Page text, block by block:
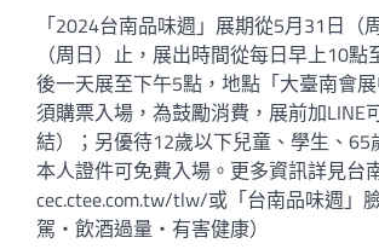
「2024台南品味週」展期從5月31日（
（周日）止，展出時間從每日早上10點
後一天展至下午5點，地點「大臺南會
須購票入場，為鼓勵消費，展前加LINE
結）；另優待12歲以下兒童、學生、65
本人證件可免費入場。更多資訊詳見台
cec.ctee.com.tw/tlw/或「台南品味週」
駕‧飲酒過量‧有害健康）